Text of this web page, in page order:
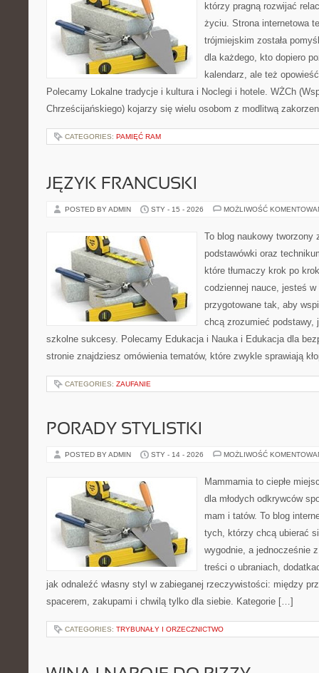
którzy pragną rozwijać
życiu. Strona internetowa
trójmiejskim została
dla każdego, kto dopiero
kalendarz, ale też
Polecamy Lokalne tradycje i kultura i Noclegi i hotele. WŻCh
Chrześcijańskiego) kojarzy się wielu osobom z modlitwą
CATEGORIES: PAMIĘĆ RAM
JĘZYK FRANCUSKI
POSTED BY ADMIN STY - 15 - 2026 MOŻLIWOŚĆ
To blog naukowy
podstawówki oraz
które tłumaczy krok po
codziennej nauce, jesteś
przygotowane tak, aby
chcą zrozumieć podstawy,
szkolne sukcesy. Polecamy Edukacja i Nauka i Edukacja dla
stronie znajdziesz omówienia tematów, które zwykle sprawiają
CATEGORIES: ZAUFANIE
PORADY STYLISTKI
POSTED BY ADMIN STY - 14 - 2026 MOŻLIWOŚĆ
Mammamia to ciepłe
dla młodych odkrywców
mam i tatów. To blog
tych, którzy chcą ubierać
wygodnie, a jednocześnie
treści o ubraniach,
jak odnaleźć własny styl w zabieganej rzeczywistości: między
spacerem, zakupami i chwilą tylko dla siebie. Kategorie […]
CATEGORIES: TRYBUNAŁY I ORZECZNICTWO